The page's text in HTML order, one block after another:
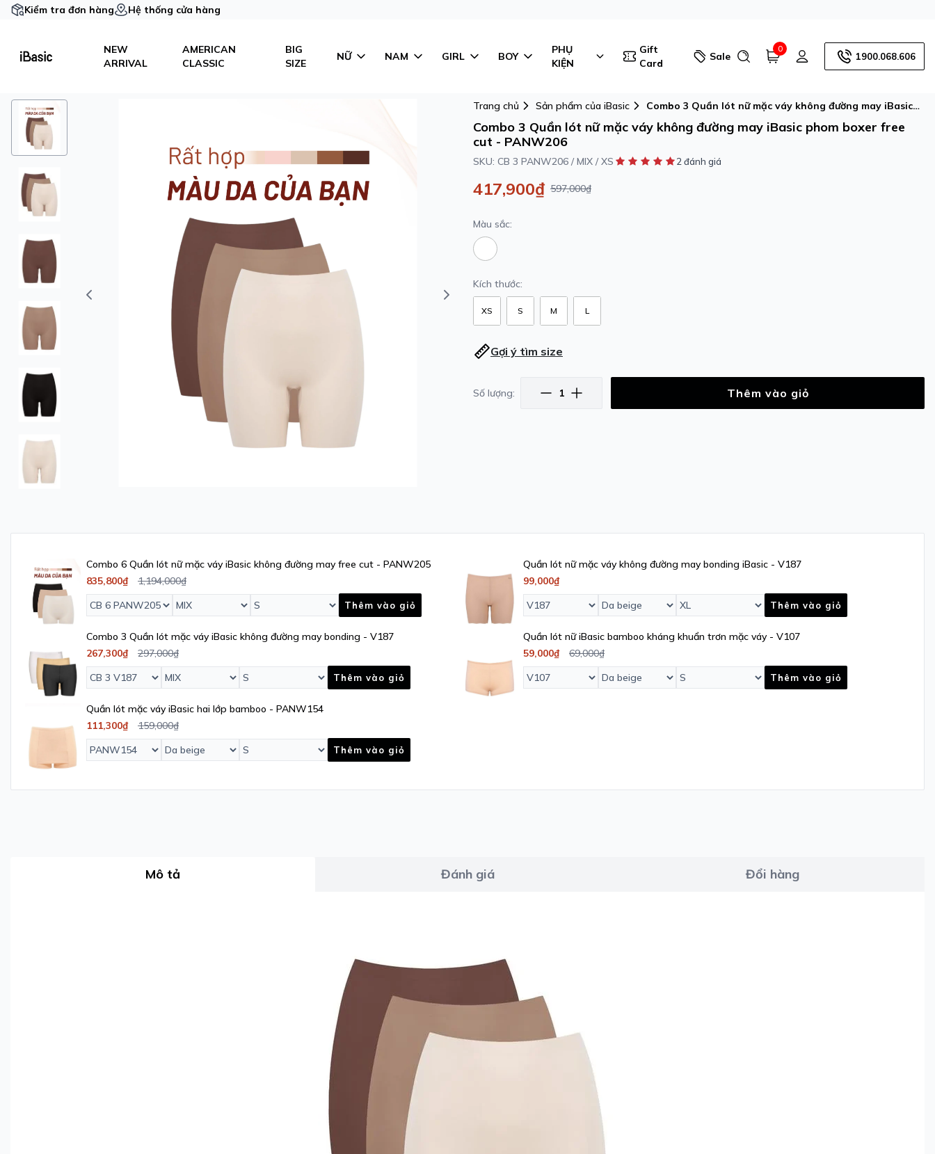
Kiểm tra đơn hàng Hệ thống cửa hàng
NEW
ARRIVAL
AMERICAN
CLASSIC
BIG
SIZE
NỮ NAM GIRL BOY
PHỤ
KIỆN
Gift
Card
Sale
0
1900.068.606
Trang chủ Sản phẩm của iBasic
Combo 3 Quần lót nữ mặc váy không đường may iBasic
phom boxer free cut - PANW206
Combo 3 Quần lót nữ mặc váy không đường may iBasic phom boxer free
cut - PANW206
SKU: CB 3 PANW206 / MIX / XS 2 đánh giá
417,900₫ 597,000₫
Màu sắc:
Kích thước:
XS S M L
Gợi ý tìm size
Số lượng: Thêm vào giỏ
Combo 6 Quần lót nữ mặc váy iBasic không đường may free cut - PANW205
835,800₫
1,194,000₫
Thêm vào giỏ
Quần lót nữ mặc váy không đường may bonding iBasic - V187
99,000₫
Thêm vào giỏ
Combo 3 Quần lót mặc váy iBasic không đường may bonding - V187
267,300₫
297,000₫
Thêm vào giỏ
Quần lót nữ iBasic bamboo kháng khuẩn trơn mặc váy - V107
59,000₫
69,000₫
Thêm vào giỏ
Quần lót mặc váy iBasic hai lớp bamboo - PANW154
111,300₫
159,000₫
Thêm vào giỏ
Mô tả Đánh giá Đổi hàng